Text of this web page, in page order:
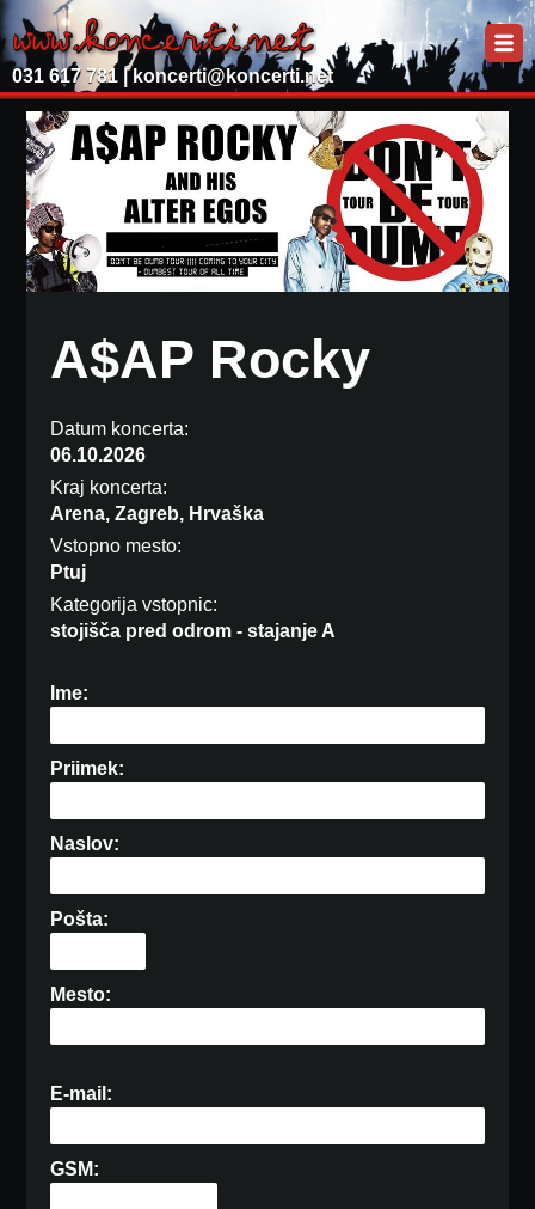
031 617 781 | koncerti@koncerti.net
A$AP Rocky
Datum koncerta:
06.10.2026
Kraj koncerta:
Arena, Zagreb, Hrvaška
Vstopno mesto:
Ptuj
Kategorija vstopnic:
stojišča pred odrom - stajanje A
Ime:
Priimek:
Naslov:
Pošta:
Mesto:
E-mail:
GSM: